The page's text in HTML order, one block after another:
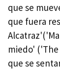
que se
que fuera
miedo' ('The
que se